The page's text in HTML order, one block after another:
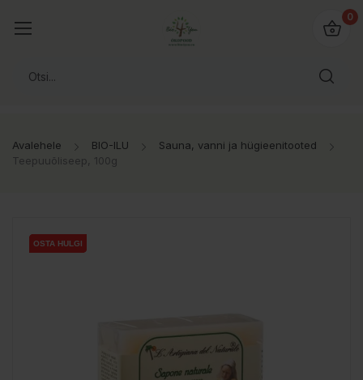
0
Avalehele BIO-ILU
Sauna, vanni ja hügieenitooted
Teepuuõliseep, 100g
OSTA HULGI
OSTA HULGI
OSTA HULGI